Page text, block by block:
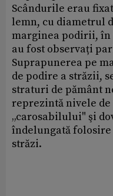
Scândurile erau
lemn, cu diametrul
marginea podirii,
au fost observați
Suprapunerea pe
de podire a străzii,
straturi de pământ
reprezintă nivele de
„carosabilului" şi
îndelungată folosire
străzi.